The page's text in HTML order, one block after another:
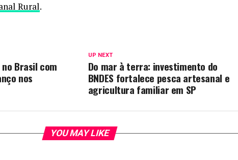
Rural.
UP NEXT
Do mar à terra: investimento do
BNDES fortalece pesca artesanal e
agricultura familiar em SP
Brasil com
nos
YOU MAY LIKE